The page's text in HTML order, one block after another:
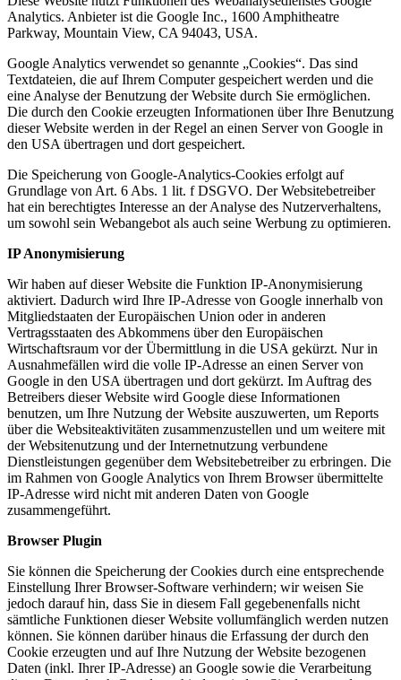
Analytics. Anbieter ist die Google Inc., 1600 Amphitheatre
Parkway, Mountain View, CA 94043, USA.
Google Analytics verwendet so genannte „Cookies“. Das sind
Textdateien, die auf Ihrem Computer gespeichert werden und die
eine Analyse der Benutzung der Website durch Sie ermöglichen.
Die durch den Cookie erzeugten Informationen über Ihre Benutzung
dieser Website werden in der Regel an einen Server von Google in
den USA übertragen und dort gespeichert.
Die Speicherung von Google-Analytics-Cookies erfolgt auf
Grundlage von Art. 6 Abs. 1 lit. f DSGVO. Der Websitebetreiber
hat ein berechtigtes Interesse an der Analyse des Nutzerverhaltens,
um sowohl sein Webangebot als auch seine Werbung zu optimieren.
IP Anonymisierung
Wir haben auf dieser Website die Funktion IP-Anonymisierung
aktiviert. Dadurch wird Ihre IP-Adresse von Google innerhalb von
Mitgliedstaaten der Europäischen Union oder in anderen
Vertragsstaaten des Abkommens über den Europäischen
Wirtschaftsraum vor der Übermittlung in die USA gekürzt. Nur in
Ausnahmefällen wird die volle IP-Adresse an einen Server von
Google in den USA übertragen und dort gekürzt. Im Auftrag des
Betreibers dieser Website wird Google diese Informationen
benutzen, um Ihre Nutzung der Website auszuwerten, um Reports
über die Websiteaktivitäten zusammenzustellen und um weitere mit
der Websitenutzung und der Internetnutzung verbundene
Dienstleistungen gegenüber dem Websitebetreiber zu erbringen. Die
im Rahmen von Google Analytics von Ihrem Browser übermittelte
IP-Adresse wird nicht mit anderen Daten von Google
zusammengeführt.
Browser Plugin
Sie können die Speicherung der Cookies durch eine entsprechende
Einstellung Ihrer Browser-Software verhindern; wir weisen Sie
jedoch darauf hin, dass Sie in diesem Fall gegebenenfalls nicht
sämtliche Funktionen dieser Website vollumfänglich werden nutzen
können. Sie können darüber hinaus die Erfassung der durch den
Cookie erzeugten und auf Ihre Nutzung der Website bezogenen
Daten (inkl. Ihrer IP-Adresse) an Google sowie die Verarbeitung